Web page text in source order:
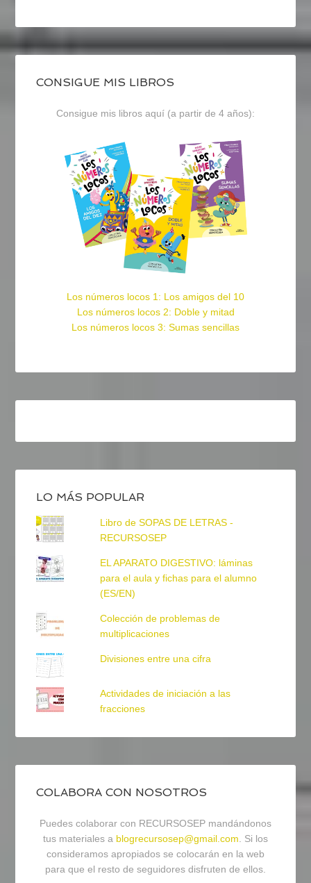
CONSIGUE MIS LIBROS
Consigue mis libros aquí (a partir de 4 años):
Los números locos 1: Los amigos del 10
Los números locos 2: Doble y mitad
Los números locos 3: Sumas sencillas
LO MÁS POPULAR
Libro de SOPAS DE LETRAS -
RECURSOSEP
EL APARATO DIGESTIVO: láminas
para el aula y fichas para el alumno
(ES/EN)
Colección de problemas de
multiplicaciones
Divisiones entre una cifra
Actividades de iniciación a las
fracciones
COLABORA CON NOSOTROS
Puedes colaborar con RECURSOSEP mandándonos
tus materiales a blogrecursosep@gmail.com. Si los
consideramos apropiados se colocarán en la web
para que el resto de seguidores disfruten de ellos.